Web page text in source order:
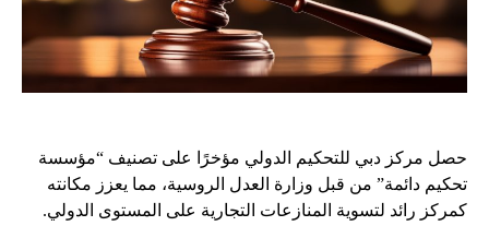
حصل مركز دبي للتحكيم الدولي مؤخرًا على تصنيف “مؤسسة
تحكيم دائمة” من قبل وزارة العدل الروسية، مما يعزز مكانته
كمركز رائد لتسوية المنازعات التجارية على المستوى الدولي.